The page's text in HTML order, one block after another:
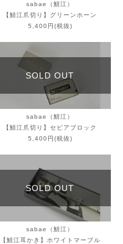
sabae（鯖江）
【鯖江爪切り】グリーンホーン
5,400円(税抜)
SOLD OUT
sabae（鯖江）
【鯖江爪切り】セピアブロック
5,400円(税抜)
SOLD OUT
sabae（鯖江）
【鯖江耳かき】ホワイトマーブル